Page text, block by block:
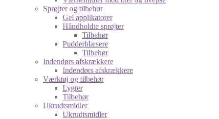
Sprøjter og tilbehør
Gel applikatorer
Håndholdte sprøjter
Tilbehør
Pudderblæsere
Tilbehør
Indendørs afskrækkere
Indendørs afskrækkere
Værktøj og tilbehør
Lygter
Tilbehør
Ukrudtsmidler
Ukrudtsmidler